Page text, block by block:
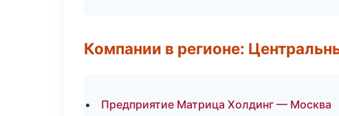
Компании в регионе:
Предприятие Матрица Холдинг — Москва